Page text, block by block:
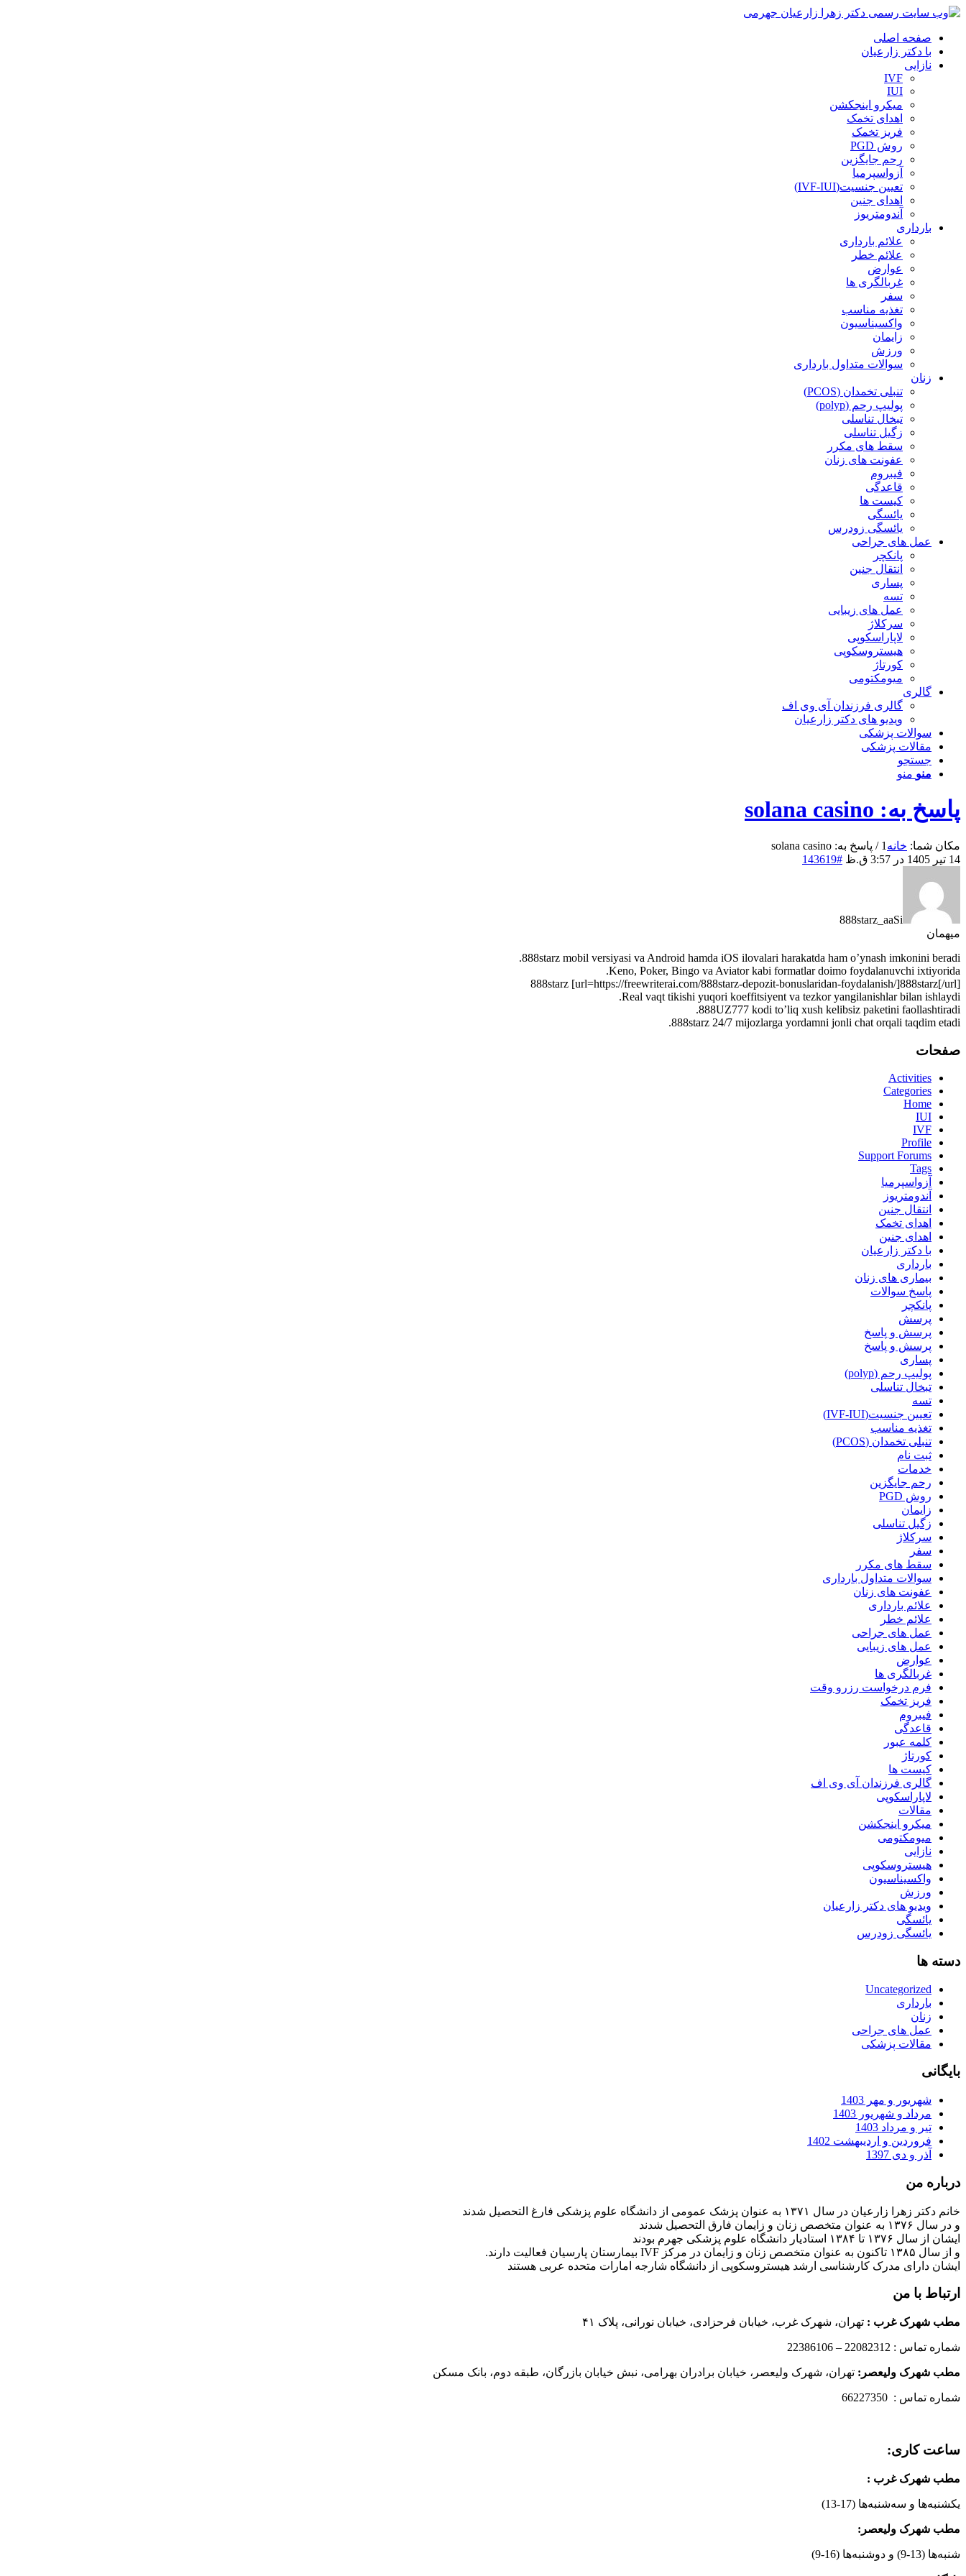
صفحه اصلی
با دکتر زارعیان
نازایی
IVF
IUI
میکرو اینجکشن
اهدای تخمک
فریز تخمک
روش PGD
رحم جایگزین
آزواسپرمیا
تعیین جنسیت(IVF-IUI)
اهدای جنین
آندومتریوز
بارداری
علائم بارداری
علائم خطر
عوارض
غربالگری ها
سفر
تغذیه مناسب
واکسیناسیون
زایمان
ورزش
سوالات متداول بارداری
زنان
تنبلی تخمدان (PCOS)
پولیپ رحم (polyp)
تبخال تناسلی
زگیل تناسلی
سقط های مکرر
عفونت های زنان
فیبروم
قاعدگی
کیست ها
یائسگی
یائسگی زودرس
عمل های جراحی
پانکچر
انتقال جنین
پساری
تسه
عمل های زیبایی
سرکلاژ
لاپاراسکوپی
هیستروسکوپی
کورتاژ
میومکتومی
گالری
گالری فرزندان آی وی اف
ویدیو های دکتر زارعیان
سوالات پزشکی
مقالات پزشکی
جستجو
منو منو
پاسخ به: solana casino
مکان شما: خانه 1
/ پاسخ به: solana casino
14 تیر 1405 در 3:57 ق.ظ
#143619
888starz_aaSi
میهمان
888starz mobil versiyasi va Android hamda iOS ilovalari harakatda ham o’ynash imkonini beradi.
Keno, Poker, Bingo va Aviator kabi formatlar doimo foydalanuvchi ixtiyorida.
888starz [url=https://freewriterai.com/888starz-depozit-bonuslaridan-foydalanish/]888starz[/url]
Real vaqt tikishi yuqori koeffitsiyent va tezkor yangilanishlar bilan ishlaydi.
888UZ777 kodi to’liq xush kelibsiz paketini faollashtiradi.
888starz 24/7 mijozlarga yordamni jonli chat orqali taqdim etadi.
صفحات
Activities
Categories
Home
IUI
IVF
Profile
Support Forums
Tags
آزواسپرمیا
آندومتریوز
انتقال جنین
اهدای تخمک
اهدای جنین
با دکتر زارعیان
بارداری
بیماری های زنان
پاسخ سوالات
پانکچر
پرسش
پرسش و پاسخ
پرسش و پاسخ
پساری
پولیپ رحم (polyp)
تبخال تناسلی
تسه
تعیین جنسیت(IVF-IUI)
تغذیه مناسب
تنبلی تخمدان (PCOS)
ثبت نام
خدمات
رحم جایگزین
روش PGD
زایمان
زگیل تناسلی
سرکلاژ
سفر
سقط های مکرر
سوالات متداول بارداری
عفونت های زنان
علائم بارداری
علائم خطر
عمل های جراحی
عمل های زیبایی
عوارض
غربالگری ها
فرم درخواست رزرو وقت
فریز تخمک
فیبروم
قاعدگی
کلمه عبور
کورتاژ
کیست ها
گالری فرزندان آی وی اف
لاپاراسکوپی
مقالات
میکرو اینجکشن
میومکتومی
نازایی
هیستروسکوپی
واکسیناسیون
ورزش
ویدیو های دکتر زارعیان
یائسگی
یائسگی زودرس
دسته ها
Uncategorized
بارداری
زنان
عمل های جراحی
مقالات پزشکی
بایگانی
شهریور و مهر 1403
مرداد و شهریور 1403
تیر و مرداد 1403
فروردین و اردیبهشت 1402
آذر و دی 1397
درباره من
خانم دکتر زهرا زارعیان در سال ۱۳۷۱ به عنوان پزشک عمومی از دانشگاه علوم پزشکی فارغ التحصیل شدند
و در سال ۱۳۷۶ به عنوان متخصص زنان و زایمان فارق التحصیل شدند
ایشان از سال ۱۳۷۶ تا ۱۳۸۴ استادیار دانشگاه علوم پزشکی جهرم بودند
و از سال ۱۳۸۵ تاکنون به عنوان متخصص زنان و زایمان در مرکز IVF بیمارستان پارسیان فعالیت دارند.
ایشان دارای مدرک کارشناسی ارشد هیستروسکوپی از دانشگاه شارجه امارات متحده عربی هستند
ارتباط با من
مطب شهرک غرب : تهران، شهرک غرب، خیابان فرحزادی، خیابان نورانی، پلاک ۴۱
شماره تماس : 22082312 – 22386106
مطب شهرک ولیعصر: تهران، شهرک ولیعصر، خیابان برادران بهرامی، نبش خیابان بازرگان، طبقه دوم، بانک مسکن
شماره تماس : 66227350
ساعت کاری:
مطب شهرک غرب :
یکشنبه‌ها و سه‌شنبه‌ها (17-13)
مطب شهرک ولیعصر:
شنبه‌ها (13-9) و دوشنبه‌ها (16-9)